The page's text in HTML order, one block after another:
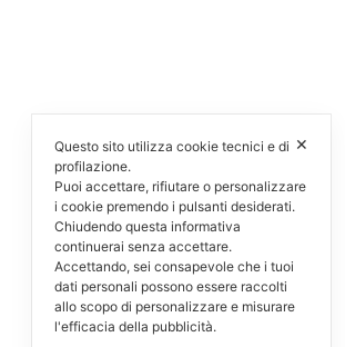
✕
Questo sito utilizza cookie tecnici e di
profilazione.
Puoi accettare, rifiutare o personalizzare
i cookie premendo i pulsanti desiderati.
Chiudendo questa informativa
continuerai senza accettare.
Accettando, sei consapevole che i tuoi
dati personali possono essere raccolti
allo scopo di personalizzare e misurare
l'efficacia della pubblicità.